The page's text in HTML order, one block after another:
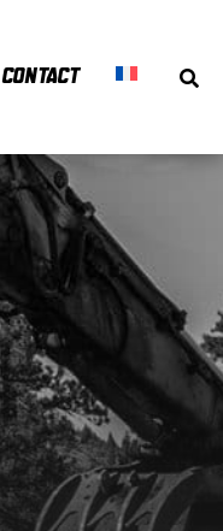
CONTACT